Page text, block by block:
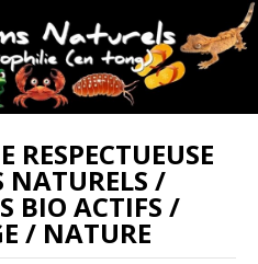
NATURELS /
BIO ACTIFS /
/ NATURE